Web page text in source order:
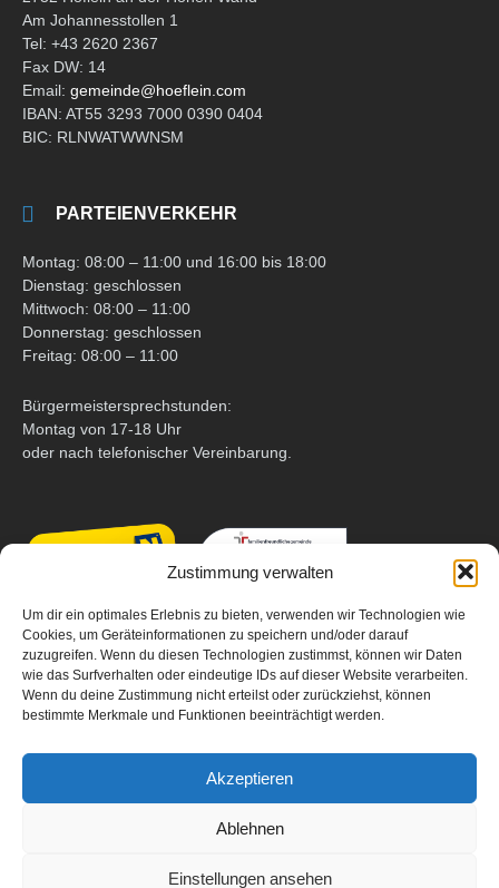
Zustimmung verwalten
Um dir ein optimales Erlebnis zu bieten, verwenden wir Technologien wie
Cookies, um Geräteinformationen zu speichern und/oder darauf
zuzugreifen. Wenn du diesen Technologien zustimmst, können wir Daten
wie das Surfverhalten oder eindeutige IDs auf dieser Website verarbeiten.
Wenn du deine Zustimmung nicht erteilst oder zurückziehst, können
bestimmte Merkmale und Funktionen beeinträchtigt werden.
Akzeptieren
Ablehnen
Einstellungen ansehen
Am Johannesstollen 1
Tel: +43 2620 2367
Fax DW: 14
Email: gemeinde@hoeflein.com
IBAN: AT55 3293 7000 0390 0404
BIC: RLNWATWWNSM
PARTEIENVERKEHR
Montag: 08:00 – 11:00 und 16:00 bis 18:00
Dienstag: geschlossen
Mittwoch: 08:00 – 11:00
Donnerstag: geschlossen
Freitag: 08:00 – 11:00
Bürgermeistersprechstunden:
Montag von 17-18 Uhr
oder nach telefonischer Vereinbarung.
EmailFacebook